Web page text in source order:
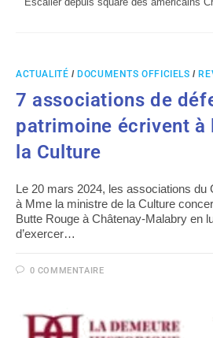
ACTUALITÉ /DOCUMENTS OFFICIELS /
7 associations de
patrimoine écrivent à
la Culture
Le 20 mars 2024, les associations du
à Mme la ministre de la Culture
Butte Rouge à Châtenay-Malabry en
d’exercer…
0 COMMENTAIRE